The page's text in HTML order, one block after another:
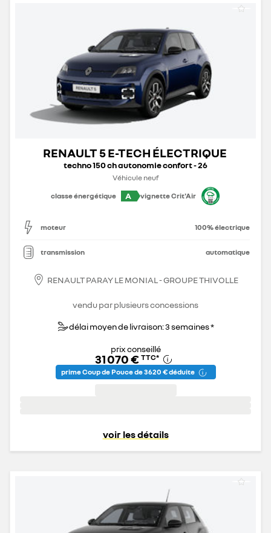
RENAULT 5 E-TECH ÉLECTRIQUE
techno 150 ch autonomie confort - 26
Véhicule neuf
classe énergétique
A vignette Crit'Air
moteur 100% électrique
transmission automatique
RENAULT PARAY LE MONIAL - GROUPE THIVOLLE
vendu par plusieurs concessions
délai moyen de livraison: 3 semaines *
prix conseillé
31 070 € TTC*
prime Coup de Pouce de 3 620 € déduite
voir les détails